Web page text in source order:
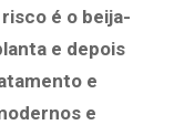
é o beija-
e depois
e
e